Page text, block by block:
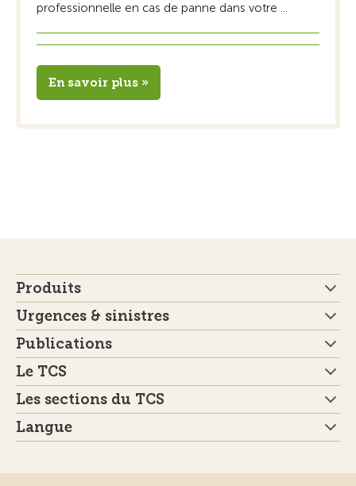
professionnelle en cas de panne dans votre ...
En savoir plus »
Produits
Urgences & sinistres
Publications
Le TCS
Les sections du TCS
Langue